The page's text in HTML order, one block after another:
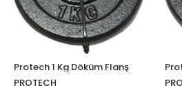
Protech 1 Kg Döküm Flanş
PROTECH